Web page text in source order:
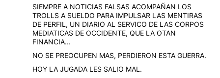
SIEMPRE A NOTICIAS FALSAS ACOMPAÑAN LOS
TROLLS A SUELDO PARA IMPULSAR LAS MENTIRAS
DE PERFIL, UN DIARIO AL SERVICO DE LAS CORPOS
MEDIATICAS DE OCCIDENTE, QUE LA OTAN
FINANCIA...
NO SE PREOCUPEN MAS, PERDIERON ESTA GUERRA.
HOY LA JUGADA LES SALIO MAL.